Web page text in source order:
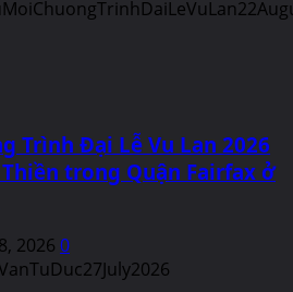
Trình Đại Lễ Vu Lan 2026
trong Quận Fairfax ở
2026 0